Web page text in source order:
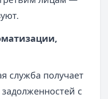
служба получает
с